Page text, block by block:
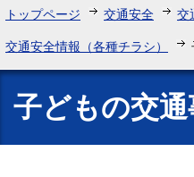
トップページ 交通安全 交
交通安全情報（各種チラシ）
子どもの交